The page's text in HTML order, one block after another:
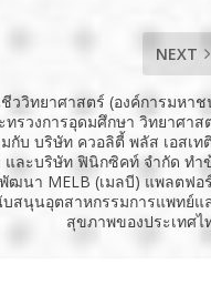
NEXT
ววิทยาศาสตร์ (องค์การมหาช
ทรวงการอุดมศึกษา วิทยาศาส
กับ บริษัท ควอลิตี้ พลัส เอสเท
และบริษัท ฟินิกซิคท์ จำกัด ทำ
ฒนา MELB (เมลบี) แพลตฟอ
สนุนอุตสาหกรรมการแพทย์แ
สุขภาพของประเทศไ